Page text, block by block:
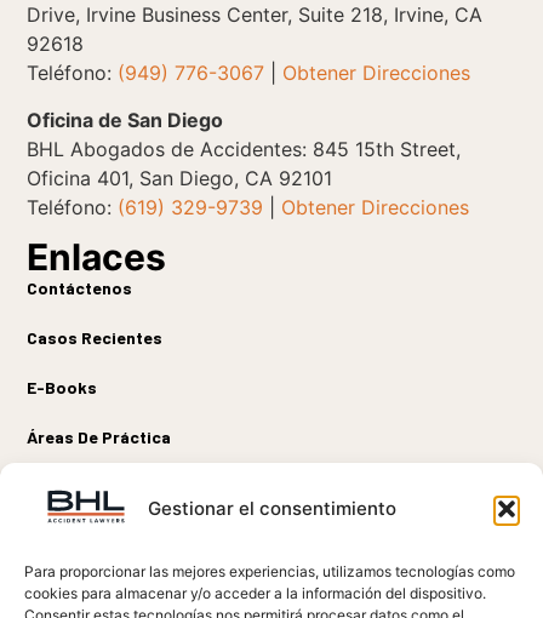
Gestionar el consentimiento
Para proporcionar las mejores experiencias, utilizamos tecnologías como
cookies para almacenar y/o acceder a la información del dispositivo.
Drive, Irvine Business Center, Suite 218, Irvine, CA
92618
Teléfono: (949) 776-3067
Obtener Direcciones
Oficina de San Diego
BHL Abogados de Accidentes: 845 15th Street,
Oficina 401, San Diego, CA 92101
Teléfono: (619) 329-9739 Obtener Direcciones
Enlaces
Contáctenos
Casos Recientes
E-Books
Áreas De Práctica
Sobre Nosotros
Conectar
DESCARGO DE RESPONSABILIDAD LEGAL: La información en este sitio